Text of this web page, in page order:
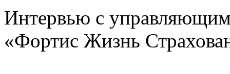
Интервью с
«Фортис Жизнь